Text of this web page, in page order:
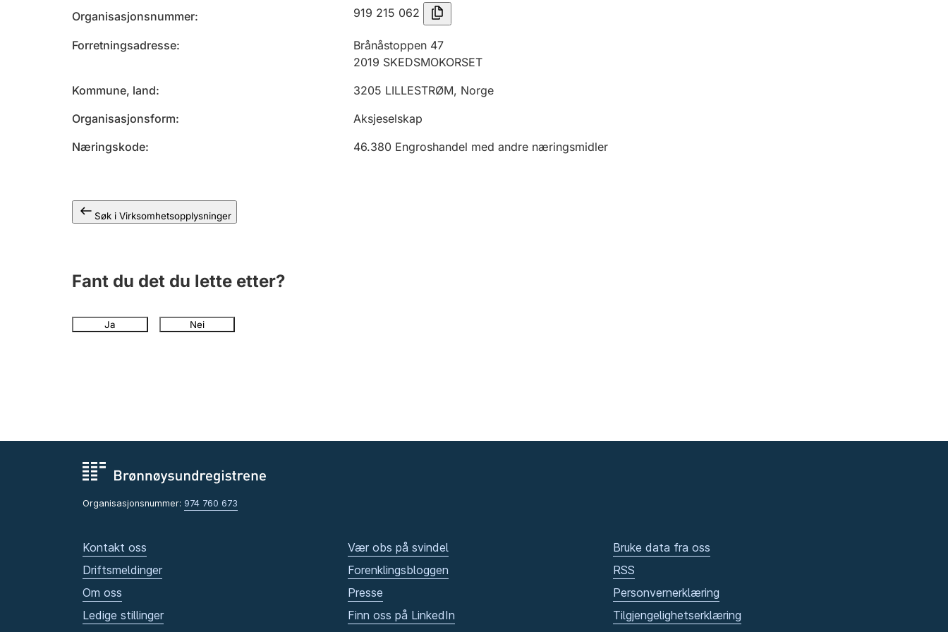
Organisasjonsnummer 919 215 062
Forretningsadresse
Brånåstoppen 47
2019 SKEDSMOKORSET
Kommune, land
3205 LILLESTRØM, Norge
Organisasjonsform
Aksjeselskap
Næringskode
46.380 Engroshandel med andre næringsmidler
Søk i Virksomhetsopplysninger
Fant du det du lette etter?
Ja Nei
Organisasjonsnummer: 974 760 673
Kontakt oss
Driftsmeldinger
Om oss
Ledige stillinger
Vær obs på svindel
Forenklingsbloggen
Presse
Finn oss på LinkedIn
Bruke data fra oss
RSS
Personvernerklæring
Tilgjengelighetserklæring